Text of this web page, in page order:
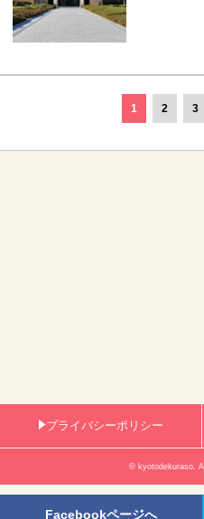
1 2 3
プライバシーポリシー
© kyotodekuraso.
Facebookページへ